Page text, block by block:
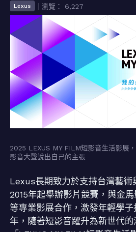
Lexus ｜瀏覽： 6,227
2025 LEXUS MY FILM短影音生活影展
影音大聲說出自己的主張
Lexus長期致力於支持台灣藝術
2015年起舉辦影片競賽，與金
等專業影展合作，激發年輕學
年，隨著短影音躍升為新世代